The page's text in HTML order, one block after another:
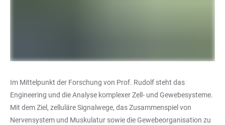
Im Mittelpunkt der Forschung von Prof. Rudolf steht das
Engineering und die Analyse komplexer Zell- und Gewebesysteme.
Mit dem Ziel, zelluläre Signalwege, das Zusammenspiel von
Nervensystem und Muskulatur sowie die Gewebeorganisation zu